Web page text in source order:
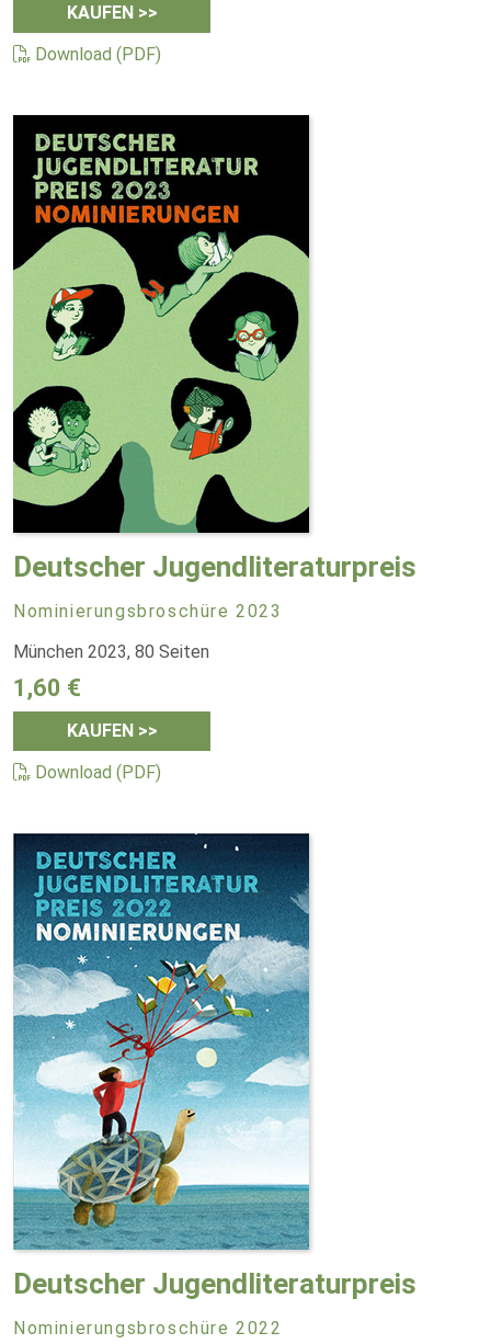
KAUFEN >>
Download (PDF)
Deutscher Jugendliteraturpreis
Nominierungsbroschüre 2023
München 2023, 80 Seiten
1,60 €
KAUFEN >>
Download (PDF)
Deutscher Jugendliteraturpreis
Nominierungsbroschüre 2022